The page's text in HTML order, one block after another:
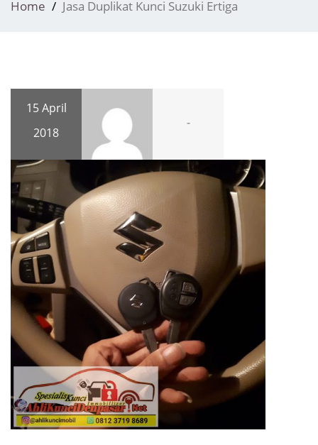
Home Jasa Duplikat Kunci Suzuki Ertiga
15 April
2018
-